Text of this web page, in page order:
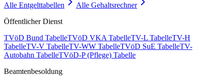
Alle Entgelttabellen
Alle Gehaltsrechner
Öffentlicher Dienst
TVöD Bund TabelleTVöD VKA TabelleTV-L TabelleTV-H
TabelleTV-V TabelleTV-WW TabelleTVöD SuE TabelleTV-
Autobahn TabelleTVöD-P (Pflege) Tabelle
Beamtenbesoldung